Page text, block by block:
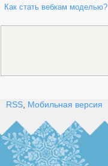
Как стать вебкам моделью?
RSS Мобильная версия